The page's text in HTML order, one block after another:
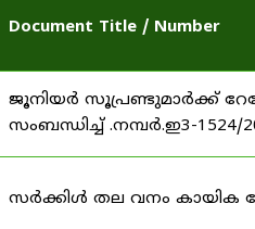
Document Title / Number
ജൂനിയർ സൂപ്രണ്ടുമാർക്ക്
സംബന്ധിച്ച് .നമ്പർ.ഇ3-1524/
സർക്കിൾ തല വനം കായിക